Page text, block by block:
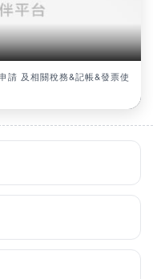
請 及相關稅務&記帳&發票使